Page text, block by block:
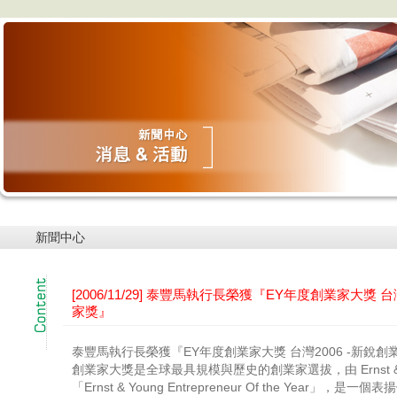
新聞中心
[2006/11/29] 泰豐馬執行長榮獲『EY年度創業家大獎
家獎』
泰豐馬執行長榮獲『EY年度創業家大獎 台灣2006 -新銳創
創業家大獎是全球最具規模與歷史的創業家選拔，由 Ernst
「Ernst & Young Entrepreneur Of the Year」，是一個表